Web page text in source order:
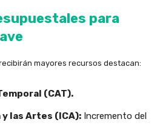
para
mayores recursos destacan:
(CAT).
las Artes (ICA): Incremento del